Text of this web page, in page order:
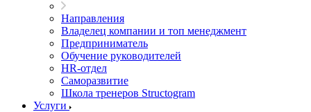
Направления
Владелец компании и топ менеджмент
Предприниматель
Обучение руководителей
HR-отдел
Саморазвитие
Школа тренеров Structogram
Услуги